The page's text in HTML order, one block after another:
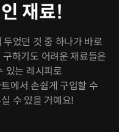
재료!
었던 것 중 하나가 바로
하기도 어려운 재료들은
있는 레시피로
에서 손쉽게 구입할 수
수 있을 거예요!